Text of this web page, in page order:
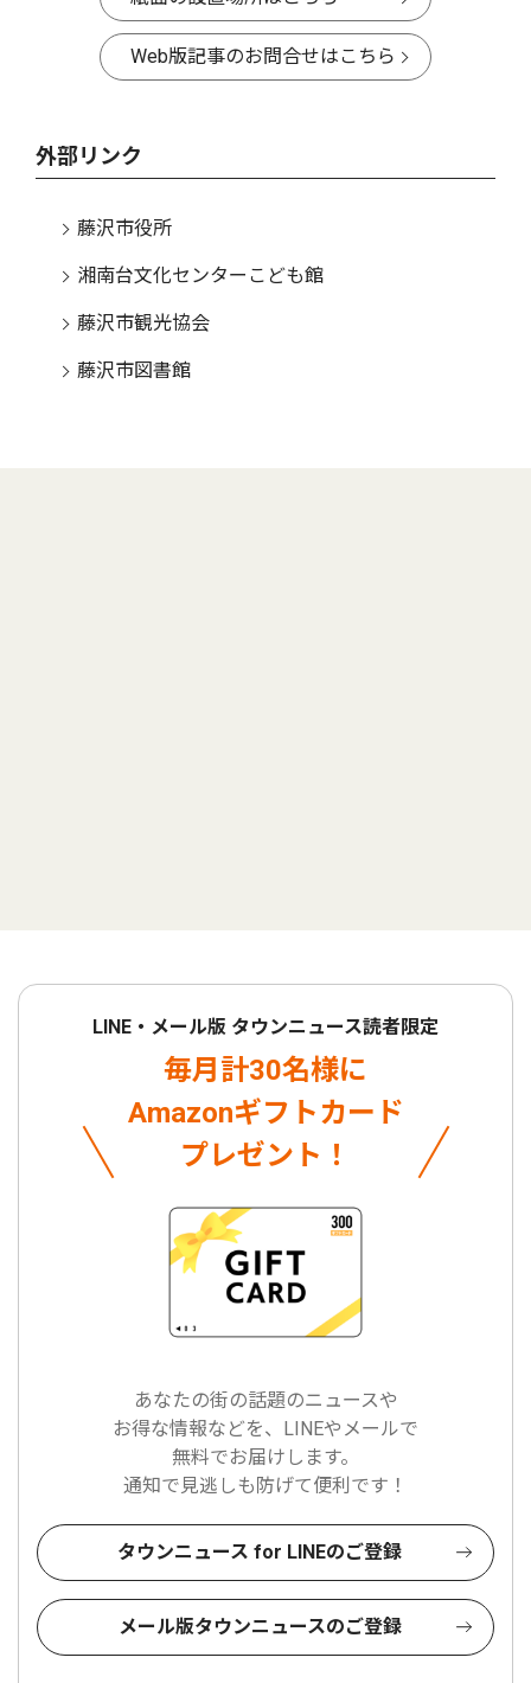
Web版記事のお問合せはこちら
外部リンク
藤沢市役所
湘南台文化センターこども館
藤沢市観光協会
藤沢市図書館
LINE・メール版 タウンニュース読者限定
毎月計30名様に
Amazonギフトカード
プレゼント！
あなたの街の話題のニュースや
お得な情報などを、LINEやメールで
無料でお届けします。
通知で見逃しも防げて便利です！
タウンニュース for LINEのご登録
メール版タウンニュースのご登録